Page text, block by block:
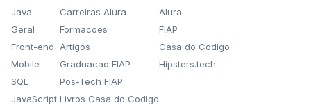
Java
Geral
Front-end
Mobile
SQL
JavaScript
Carreiras Alura
Formacoes
Artigos
Graduacao FIAP
Pos-Tech FIAP
Livros Casa do Codigo
Alura
FIAP
Casa do Codigo
Hipsters.tech